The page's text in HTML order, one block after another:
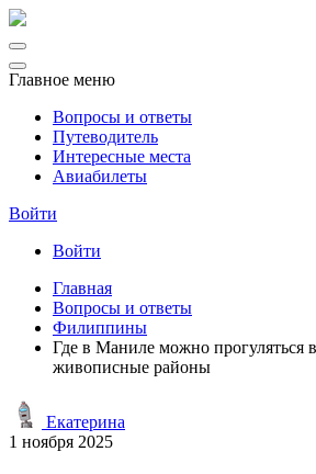
Главное меню
Вопросы и ответы
Путеводитель
Интересные места
Авиабилеты
Войти
Войти
Главная
Вопросы и ответы
Филиппины
Где в Маниле можно прогуляться
живописные районы
Екатерина
1 ноября 2025